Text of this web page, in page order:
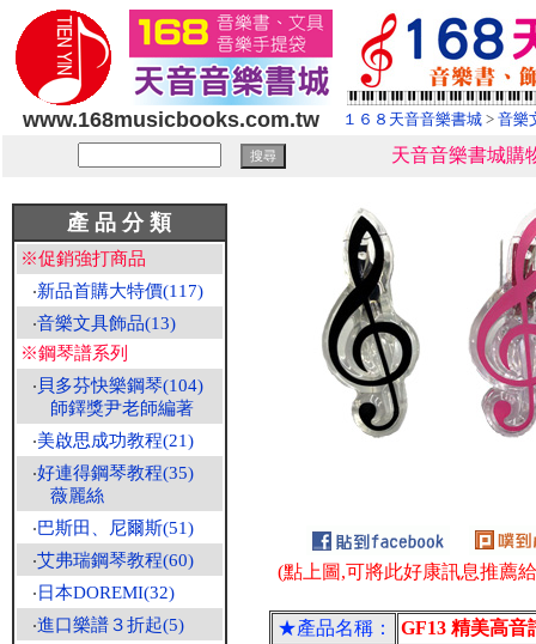
www.168musicbooks.com.tw １６８天音音樂書城 > 音樂
天音音樂書城購
產 品 分 類
※促銷強打商品
‧新品首購大特價(117)
‧音樂文具飾品(13)
※鋼琴譜系列
‧ 貝多芬快樂鋼琴(104)
師鐸獎尹老師編著
‧美啟思成功教程(21)
‧好連得鋼琴教程(35)
薇麗絲
‧巴斯田、尼爾斯(51)
‧艾弗瑞鋼琴教程(60)
‧ 日本DOREMI(32)
‧進口樂譜３折起(5)
(點上圖,可將此好康訊息推薦
★產品名稱： GF13 精美高音